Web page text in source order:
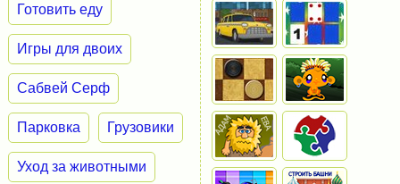
Готовить еду
Игры для двоих
Сабвей Серф
Парковка Грузовики
Уход за животными